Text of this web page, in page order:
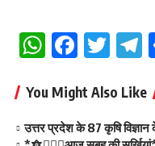
You Might Also Like
उत्तर प्रदेश के 87 कृषि विज्ञान